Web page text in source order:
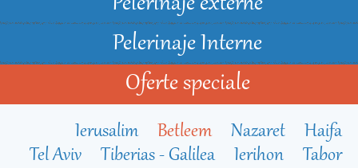
Pelerinaje Interne
Oferte speciale
Ierusalim Betleem Nazaret
Haifa
Tel Aviv
Tiberias - Galilea Ierihon
Tabor